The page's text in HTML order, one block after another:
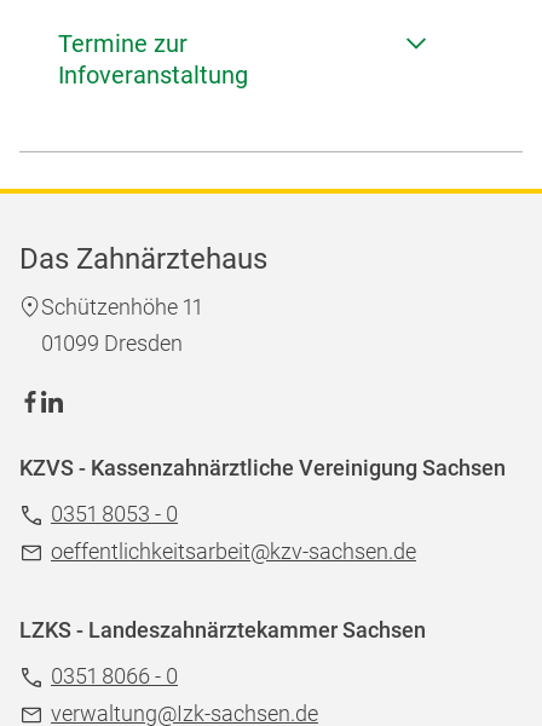
Termine zur
Infoveranstaltung
Das Zahnärztehaus
Schützenhöhe 11
01099 Dresden
KZVS - Kassenzahnärztliche Vereinigung Sachsen
0351 8053 - 0
oeffentlichkeitsarbeit@kzv-sachsen.de
LZKS - Landeszahnärztekammer Sachsen
0351 8066 - 0
verwaltung@Izk-sachsen.de